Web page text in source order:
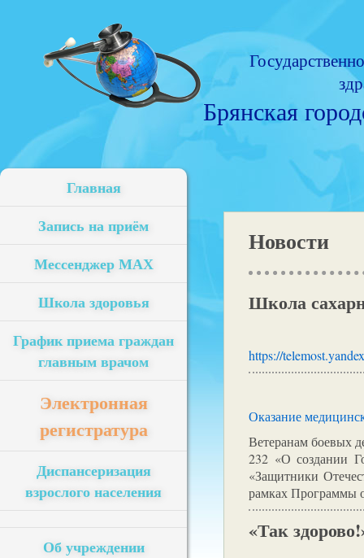
Брянская
Главная
Запись на приём
Мессенджер МАХ
Школа здоровья
График приема граждан
главным врачом
Электронная
регистратура
Диспансеризация
взрослого населения
Об учреждении
Новости
Школа
https://
Оказание
Ветеранам боевых
232 «О создании
«Защитники
рамках Программы
«Так